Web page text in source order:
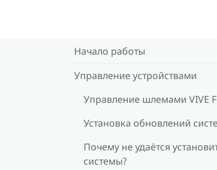
Начало работы
Управление устройствами
Управление шлемами VIVE
Установка обновлений
Почему не удаётся
системы?